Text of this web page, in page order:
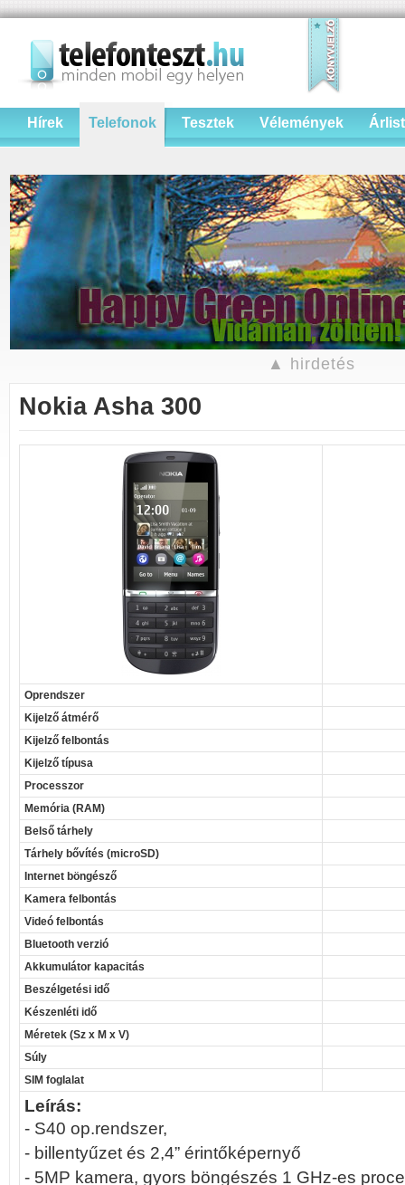
Hírek Telefonok Tesztek Vélemények
▲ hirdetés
Nokia Asha 300
Oprendszer
Kijelző átmérő
Kijelző felbontás
Kijelző típusa
Processzor
Memória (RAM)
Belső tárhely
Tárhely bővítés (microSD)
Internet böngésző
Kamera felbontás
Videó felbontás
Bluetooth verzió
Akkumulátor kapacitás
Beszélgetési idő
Készenléti idő
Méretek (Sz x M x V)
Súly
SIM foglalat
Leírás:
- S40 op.rendszer,
- billentyűzet és 2,4” érintőképernyő
- 5MP kamera, gyors böngészés 1 GHz-es